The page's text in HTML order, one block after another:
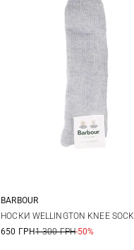
M L
BARBOUR
НОСКИ WELLINGTON KNEE SOCK
650 ГРН1 300 ГРН-50%